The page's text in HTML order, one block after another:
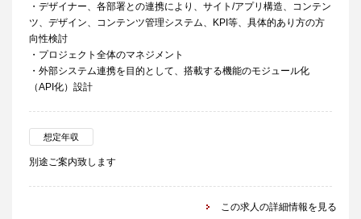
・デザイナー、各部署との連携により、サイト/アプリ構造、コンテン
ツ、デザイン、コンテンツ管理システム、KPI等、具体的あり方の方
向性検討
・プロジェクト全体のマネジメント
・外部システム連携を目的として、搭載する機能のモジュール化
（API化）設計
想定年収
別途ご案内致します
この求人の詳細情報を見る